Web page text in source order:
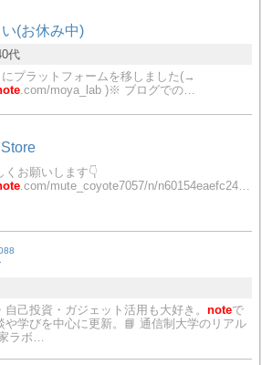
い(お休み中)
代
にプラットフォームを移しました(→
.com/moya_lab )※ ブログでの…
くお願いします👇
.com/mute_coyote7057/n/n60154eaefc24…
自己投資・ガジェット活用も大好き。noteで
や学びを中心に更新。📘 通信制大学のリアル
ラボ…